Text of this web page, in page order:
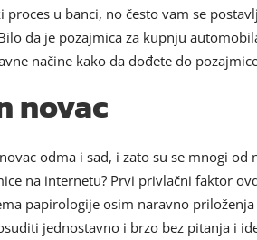
proces u banci, no često vam se
da je pozajmica za kupnju
načine kako da dođete do
novac
odma i sad, i zato su se mnogi
na internetu? Prvi privlačni faktor
papirologije osim naravno
jednostavno i brzo bez pitanja i